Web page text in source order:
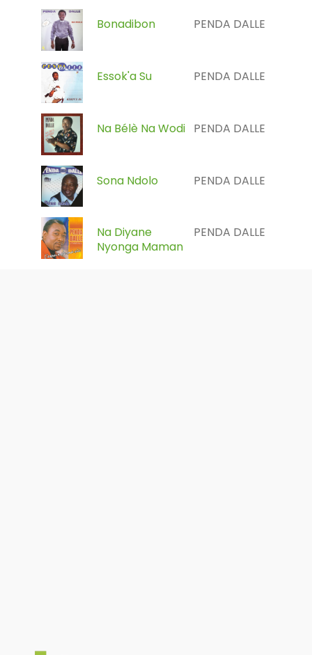
Bonadibon PENDA DALLE
Essok'a Su PENDA DALLE
Na Bélè Na Wodi PENDA DALLE
Sona Ndolo PENDA DALLE
Na Diyane
Nyonga Maman
PENDA DALLE